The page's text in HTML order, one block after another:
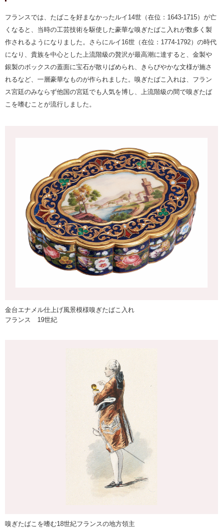
フランスでは、たばこを好まなかったルイ14世（在位：1643-1715）が亡
くなると、当時の工芸技術を駆使した豪華な嗅ぎたばこ入れが数多く製
作されるようになりました。さらにルイ16世（在位：1774-1792）の時代
になり、貴族を中心とした上流階級の贅沢が最高潮に達すると、金製や
銀製のボックスの蓋面に宝石が散りばめられ、きらびやかな文様が施さ
れるなど、一層豪華なものが作られました。嗅ぎたばこ入れは、フラン
ス宮廷のみならず他国の宮廷でも人気を博し、上流階級の間で嗅ぎたば
こを嗜むことが流行しました。
金台エナメル仕上げ風景模様嗅ぎたばこ入れ
フランス 19世紀
嗅ぎたばこを嗜む18世紀フランスの地方領主